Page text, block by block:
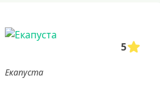
5
Екапуста